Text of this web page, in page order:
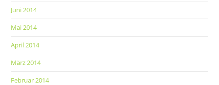
Juni 2014
Mai 2014
April 2014
März 2014
Februar 2014